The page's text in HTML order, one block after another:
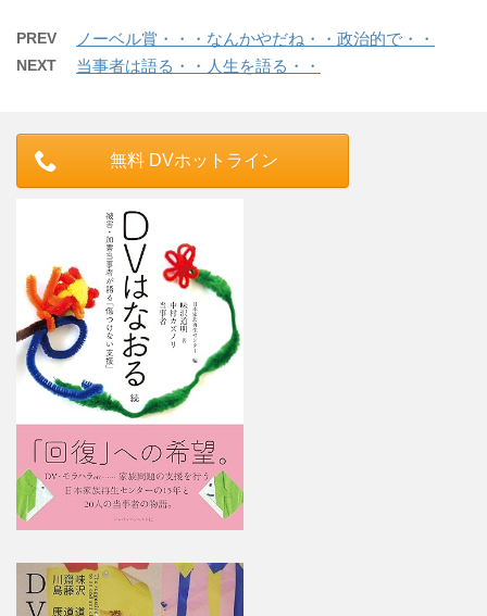
PREV ノーベル賞・・・なんかやだね・・政治的で・・
NEXT 当事者は語る・・人生を語る・・
無料 DVホットライン